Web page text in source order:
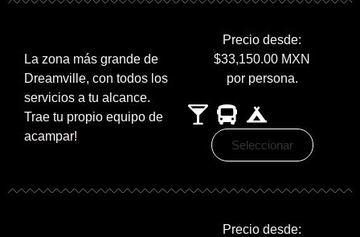
La zona más grande de
Dreamville, con todos los
servicios a tu alcance.
Trae tu propio equipo de
acampar!
Precio desde:
$33,150.00 MXN
por persona.
Seleccionar
Precio desde: